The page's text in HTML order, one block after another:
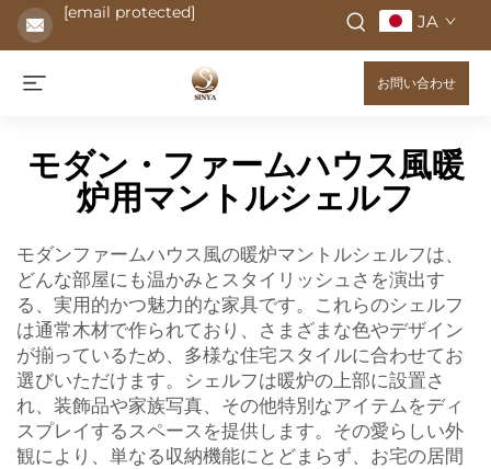
[email protected] JA
お問い合わせ
モダン・ファームハウス風暖
炉用マントルシェルフ
モダンファームハウス風の暖炉マントルシェルフは、
どんな部屋にも温かみとスタイリッシュさを演出す
る、実用的かつ魅力的な家具です。これらのシェルフ
は通常木材で作られており、さまざまな色やデザイン
が揃っているため、多様な住宅スタイルに合わせてお
選びいただけます。シェルフは暖炉の上部に設置さ
れ、装飾品や家族写真、その他特別なアイテムをディ
スプレイするスペースを提供します。その愛らしい外
観により、単なる収納機能にとどまらず、お宅の居間